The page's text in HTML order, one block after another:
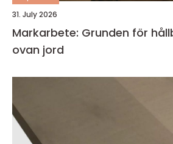
31. July 2026
Markarbete: Grunden för
ovan jord